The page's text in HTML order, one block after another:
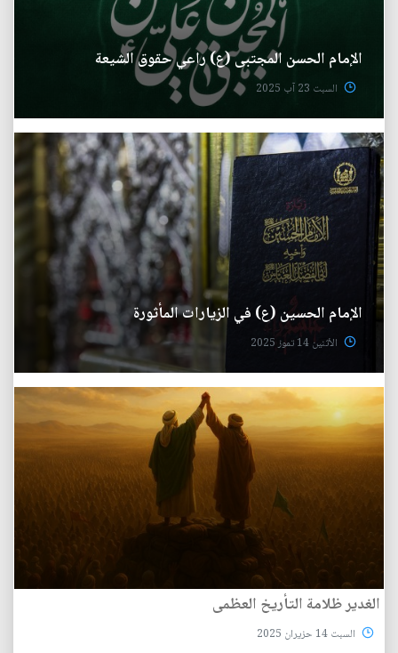
الإمام الحسن المجتبى (ع) راعي حقوق الشيعة
السبت 23 آب 2025
الإمام الحسين (ع) في الزيارات المأثورة
الأثنين 14 تموز 2025
الغدير ظلامة التأريخ العظمى
السبت 14 حزيران 2025